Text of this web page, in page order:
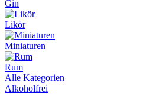
Gin
Likör
Miniaturen
Rum
Alle Kategorien
Alkoholfrei